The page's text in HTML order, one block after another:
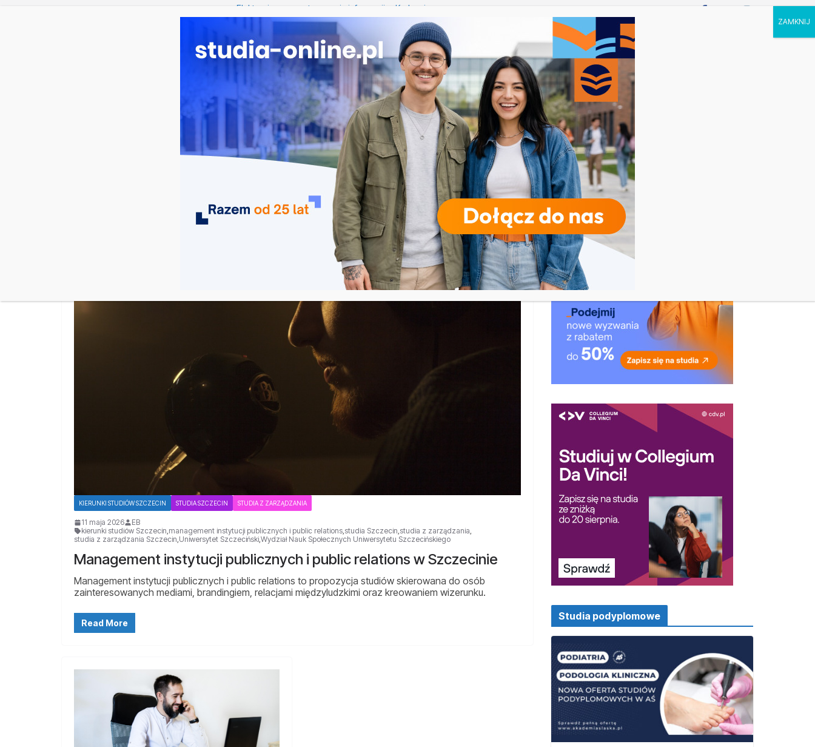
Prawo w Łomży
Pedagogika przedszkolna i wczesnoszkolna w Skierniewicach
Kosmetologia w Opolu
Logistyka – studia inżynierskie na Uniwersytecie Szczecińskim
UCZELNIE KIERUNKI RODZAJE STUDIÓW REKRUTACJA DRZWI OTWARTE TOP STUDIA KALENDARZ
management instytucji publicznych i public relations
KIERUNKI STUDIÓW SZCZECIN STUDIA SZCZECIN STUDIA Z ZARZĄDZANIA
11 maja 2026
EB
kierunki studiów Szczecin management instytucji publicznych i public relations studia Szczecin studia z zarządzania
studia z zarządzania Szczecin Uniwersytet Szczeciński Wydział Nauk Społecznych Uniwersytetu Szczecińskiego
Management instytucji publicznych i public relations w Szczecinie
Management instytucji publicznych i public relations to propozycja studiów skierowana do osób
zainteresowanych mediami, brandingiem, relacjami międzyludzkimi oraz kreowaniem wizerunku.
Read More
Studia podyplomowe